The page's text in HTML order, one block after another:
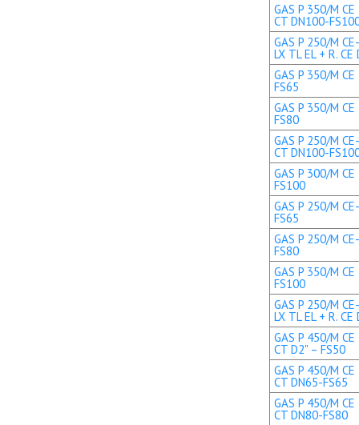
GAS P 350/M CE
CT DN100-
GAS P 250/M CE-
LX TL EL + R. CE
GAS P 350/M
FS65
GAS P 350/M
FS80
GAS P 250/M
CT DN100-
GAS P 300/M
FS100
GAS P 250/M
FS65
GAS P 250/M
FS80
GAS P 350/M
FS100
GAS P 250/M CE-
LX TL EL + R.
GAS P 450/M CE
CT D2" – FS50
GAS P 450/M CE
CT DN65-FS65
GAS P 450/M CE
CT DN80-FS80